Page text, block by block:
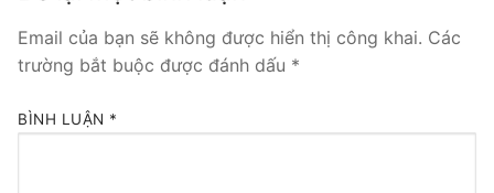
Tổng đài VoIP Yeastar S100
HOSTED PHONE SYSTEM
Email của bạn sẽ không được hiển thị công khai. Các
trường bắt buộc được đánh dấu *
BÌNH LUẬN *